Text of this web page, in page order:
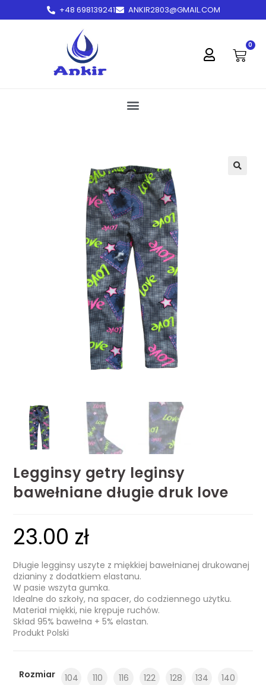
+48 698139241 ANKIR2803@GMAIL.COM
0
Legginsy getry leginsy
bawełniane długie druk love
23.00 zł
Długie legginsy uszyte z miękkiej bawełnianej drukowanej
dzianiny z dodatkiem elastanu.
W pasie wszyta gumka.
Idealne do szkoły, na spacer, do codziennego użytku.
Materiał miękki, nie krępuje ruchów.
Skład 95% bawełna + 5% elastan.
Produkt Polski
Rozmiar 104 110 116 122 128 134
140